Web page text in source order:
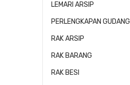
LEMARI ARSIP
PERLENGKAPAN GUDANG
RAK ARSIP
RAK BARANG
RAK BESI